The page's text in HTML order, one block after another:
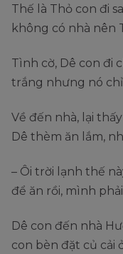
Thế là Thỏ con đi
không có nhà nên
Tình cờ, Dê con đi
trắng nhưng nó
Về đến nhà, lại
Dê thèm ăn lắm,
– Ôi trời lạnh thế
để ăn rồi, mình
Dê con đến nhà
con bèn đặt củ cải